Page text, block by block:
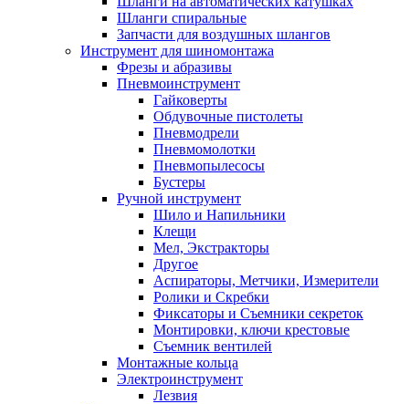
Шланги спиральные
Запчасти для воздушных шлангов
Инструмент для шиномонтажа
Фрезы и абразивы
Пневмоинструмент
Гайковерты
Обдувочные пистолеты
Пневмодрели
Пневмомолотки
Пневмопылесосы
Бустеры
Ручной инструмент
Шило и Напильники
Клещи
Мел, Экстракторы
Другое
Аспираторы, Метчики, Измерители
Ролики и Скребки
Фиксаторы и Съемники секреток
Монтировки, ключи крестовые
Съемник вентилей
Монтажные кольца
Электроинструмент
Лезвия